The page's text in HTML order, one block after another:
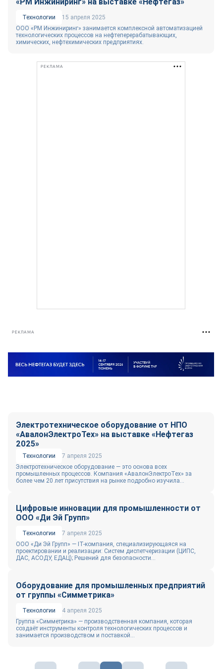
Технологии
15 апреля 2025
ООО «РМ Инжиниринг» занимается комплексной автоматизацией
технологических процессов на нефтеперерабатывающих,
химических, нефтехимических предприятиях.
РЕКЛАМА
РЕКЛАМА
Электротехническое оборудование от НПО
«АвалонЭлектроТех» на выставке «Нефтегаз
2025»
Технологии
7 апреля 2025
Электротехническое оборудование — это основа всех
промышленных процессов. Компания «АвалонЭлектроТех» за
более чем 20 лет присутствия на рынке подробно изучила...
Цифровые инновации для промышленности от
ООО «Ди Эй Групп»
Технологии
7 апреля 2025
ООО «Ди Эй Групп» — IT-компания, специализирующаяся на
проектировании и реализации: Систем диспетчеризации (ЦИПС,
ДАС, АСОДУ, ЕДАЦ); Решений для безопасности...
Оборудование для промышленных предприятий
от группы «Симметрика»
Технологии
4 апреля 2025
Группа «Симметрика» — производственная компания, которая
создаёт инструменты контроля технологических процессов и
занимается производством и поставкой...